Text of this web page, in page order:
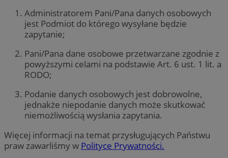
Administratorem Pani/Pana danych osobowych
jest Podmiot do którego wysyłane będzie
zapytanie;
Pani/Pana dane osobowe przetwarzane zgodnie z
powyższymi celami na podstawie Art. 6 ust. 1 lit. a
RODO;
Podanie danych osobowych jest dobrowolne,
jednakże niepodanie danych może skutkować
niemożliwością wysłania zapytania.
Więcej informacji na temat przysługujących Państwu
praw zawarliśmy w Polityce Prywatności.